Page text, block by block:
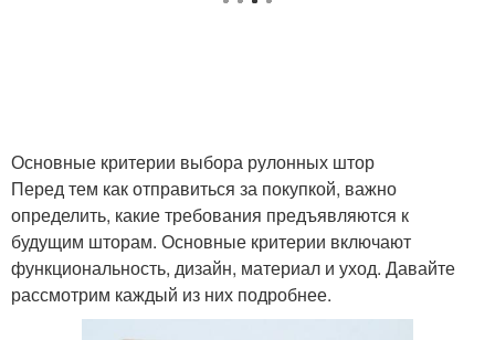
Основные критерии выбора рулонных штор
Перед тем как отправиться за покупкой, важно
определить, какие требования предъявляются к
будущим шторам. Основные критерии включают
функциональность, дизайн, материал и уход. Давайте
рассмотрим каждый из них подробнее.